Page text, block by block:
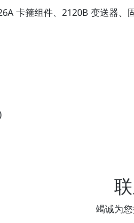
卡箍组件、2120B 变送器
竭诚为您